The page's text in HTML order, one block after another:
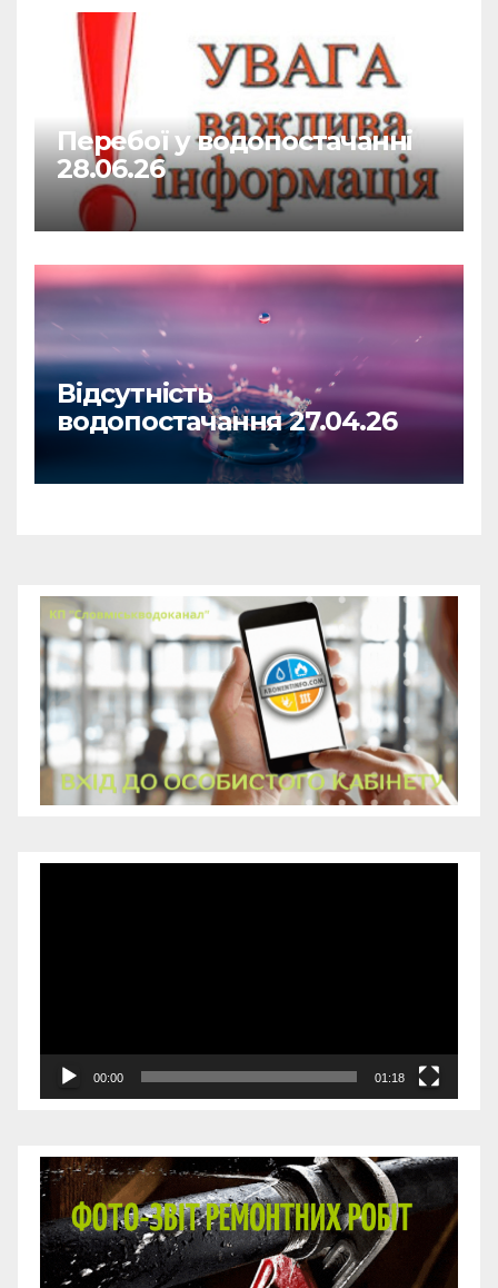
Перебої у водопостачанні
28.06.26
Відсутність
водопостачання 27.04.26
00:00 01:18